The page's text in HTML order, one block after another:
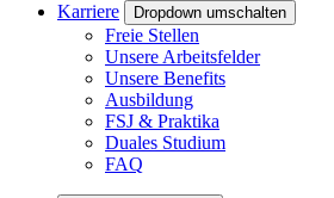
Karriere
Dropdown umschalten
Freie Stellen
Unsere Arbeitsfelder
Unsere Benefits
Ausbildung
FSJ & Praktika
Duales Studium
FAQ